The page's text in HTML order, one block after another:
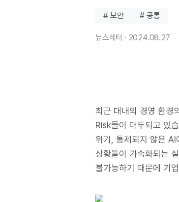
# 보안 # 공통
뉴스레터 · 2024.08.27
최근 대내외 경영 환경
Risk들이 대두되고 있
위기, 통제되지 않은 AI
상황들이 가속화되는
불가능하기 때문에 기